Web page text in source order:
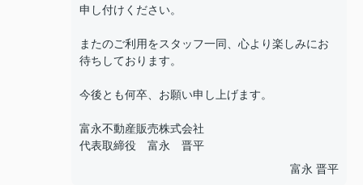
申し付けください。
またのご利用をスタッフ一同、心より楽しみにお
待ちしております。
今後とも何卒、お願い申し上げます。
富永不動産販売株式会社
代表取締役 富永 晋平
富永 晋平